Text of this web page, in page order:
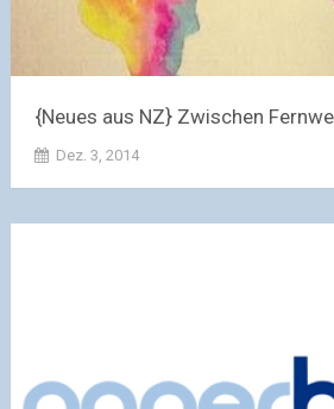
{Neues aus NZ} Zwischen
Dez. 3, 2014